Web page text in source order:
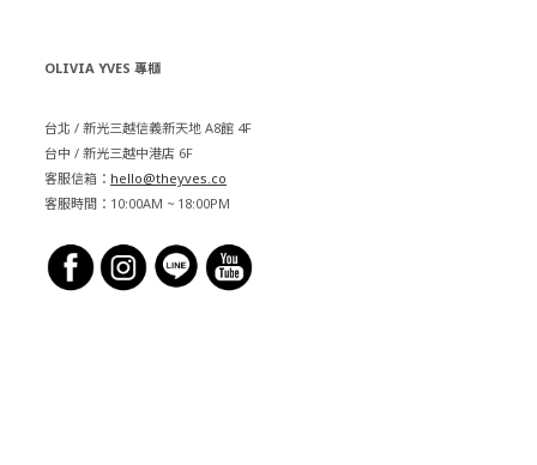
OLIVIA YVES 專櫃
台北 / 新光三越信義新天地 A8館 4F
台中 / 新光三越中港店 6F
客服信箱： hello@theyves.co
客服時間：10:00AM ~ 18:00PM